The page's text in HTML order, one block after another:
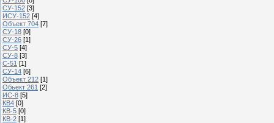
СУ-152 [3]
ИСУ-152 [4]
Объект 704 [7]
СУ-18 [0]
СУ-26 [1]
СУ-5 [4]
СУ-8 [3]
С-51 [1]
СУ-14 [6]
Объект 212 [1]
Обьект 261 [2]
ИС-8 [5]
КВ4 [0]
КВ-5 [0]
КВ-2 [1]